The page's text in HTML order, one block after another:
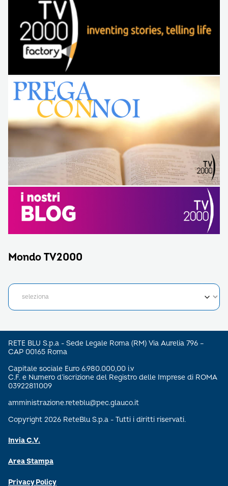
Mondo TV2000
RETE BLU S.p.a - Sede Legale Roma (RM) Via Aurelia 796 –
CAP 00165 Roma
Capitale sociale Euro 6.980.000,00 i.v
C.F. e Numero d’iscrizione del Registro delle Imprese di ROMA
03922811009
amministrazione.reteblu@pec.glauco.it
Copyright 2026 ReteBlu S.p.a - Tutti i diritti riservati.
Invia C.V.
Area Stampa
Privacy Policy